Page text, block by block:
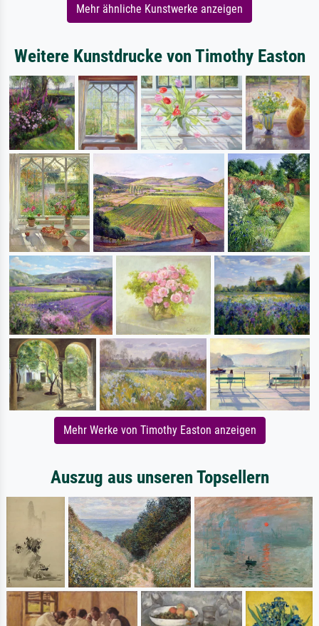
Mehr ähnliche Kunstwerke anzeigen
Weitere Kunstdrucke von Timothy Easton
Mehr Werke von Timothy Easton anzeigen
Auszug aus unseren Topsellern